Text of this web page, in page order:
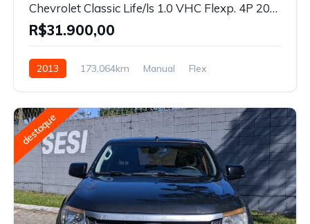
Chevrolet Classic Life/ls 1.0 VHC Flexp. 4P 2013
R$31.900,00
2013 173,064km Manual Flex
destaque